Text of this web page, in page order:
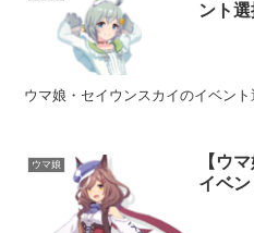
ント
ウマ娘・セイウンスカイのイベント
ウマ娘
【ウ
イベ